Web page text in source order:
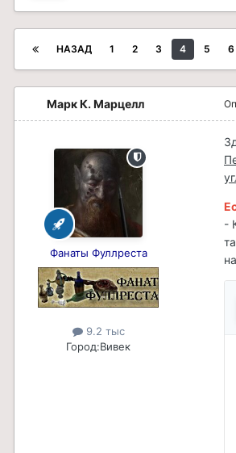
НАЗАД 1 2 3 4 5 6
Марк К. Марцелл
Фанаты Фуллреста
9.2 тыс
Город:Вивек
-